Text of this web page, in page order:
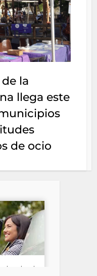
la
llega este
de ocio